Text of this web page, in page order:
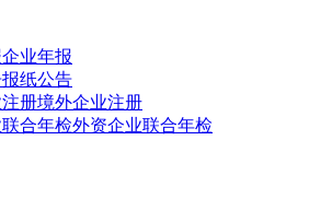
企业年报
报纸公告
境外企业注册
外资企业联合年检